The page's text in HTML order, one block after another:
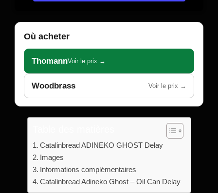
Où acheter
ThomannVoir le prix →
Woodbrass Voir le prix →
Catalinbread ADINEKO GHOST Delay
Images
Informations complémentaires
Catalinbread Adineko Ghost – Oil Can Delay